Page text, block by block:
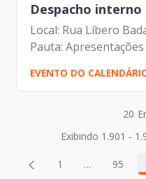
Despacho interno
Local: Rua Líbero
Pauta:
Inteligentes)
Dantas Mauricio
EVENTO DO
20
Exibindo 1.901 -
Página
1 ...Páginas
Página 95